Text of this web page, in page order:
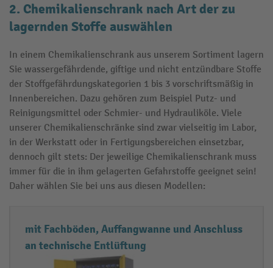
2. Chemikalienschrank nach Art der zu
lagernden Stoffe auswählen
In einem Chemikalienschrank aus unserem Sortiment lagern
Sie wassergefährdende, giftige und nicht entzündbare Stoffe
der Stoffgefährdungskategorien 1 bis 3 vorschriftsmäßig in
Innenbereichen. Dazu gehören zum Beispiel Putz- und
Reinigungsmittel oder Schmier- und Hydrauliköle. Viele
unserer Chemikalienschränke sind zwar vielseitig im Labor,
in der Werkstatt oder in Fertigungsbereichen einsetzbar,
dennoch gilt stets: Der jeweilige Chemikalienschrank muss
immer für die in ihm gelagerten Gefahrstoffe geeignet sein!
Daher wählen Sie bei uns aus diesen Modellen:
A
u
s
S
t
o
mit Fachböden, Auffangwanne und Anschluss
an technische Entlüftung